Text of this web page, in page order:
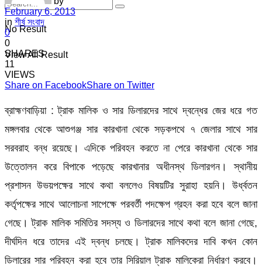
No Result
View All Result
February 6, 2013
in শীর্ষ সংবাদ
0
0
SHARES
11
VIEWS
Share on FacebookShare on Twitter
ব্রাহ্মণবাড়িয়া : ট্রাক মালিক ও সার ডিলারদের সাথে দ্বন্ধের জের ধরে গত
মঙ্গলবার থেকে আশুগঞ্জ সার কারখানা থেকে সড়কপথে ৭ জেলার সাথে সার
সরবরাহ বন্ধ রয়েছে। এদিকে পরিবহন করতে না পেরে কারখানা থেকে সার
উত্তোলন করে বিপাকে পড়েছে কারখানার অধীনস্থ ডিলারগন। স্থানীয়
প্রশাসন উভয়পক্ষের সাথে কথা বললেও বিষয়টির সুরাহা হয়নি। উর্ধ্বতন
কর্তৃপক্ষের সাথে আলোচনা সাপেক্ষে পরবর্তী পদক্ষেপ গ্রহন করা হবে বলে জানা
গেছে। ট্রাক মালিক সমিতির সদস্য ও ডিলারদের সাথে কথা বলে জানা গেছে,
দীর্ঘদিন ধরে তাদের এই দ্বন্ধ চলছে। ট্রাক মালিকদের দাবি কখন কোন
ডিলারের সার পরিবহন করা হবে তার সিরিয়াল ট্রাক মালিকেরা নির্ধারণ করবে।